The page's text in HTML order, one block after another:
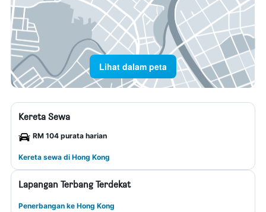
Lihat dalam peta
Kereta Sewa
RM 104 purata harian
Kereta sewa di Hong Kong
Lapangan Terbang Terdekat
Penerbangan ke Hong Kong